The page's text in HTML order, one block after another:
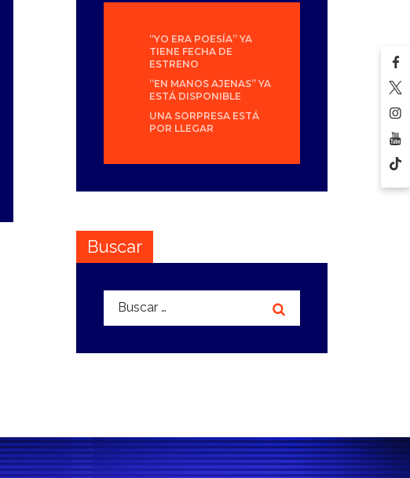
“YO ERA POESÍA” YA
TIENE FECHA DE
ESTRENO
“EN MANOS AJENAS” YA
ESTÁ DISPONIBLE
UNA SORPRESA ESTÁ
POR LLEGAR
Buscar
Buscar: